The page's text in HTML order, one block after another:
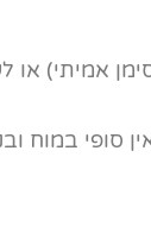
אמיתי)
סופי במוח